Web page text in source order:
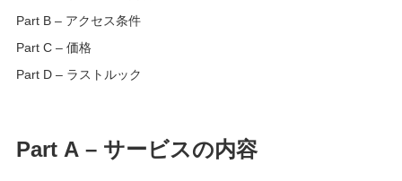
Part B – アクセス条件
Part C – 価格
Part D – ラストルック
Part A – サービスの内容